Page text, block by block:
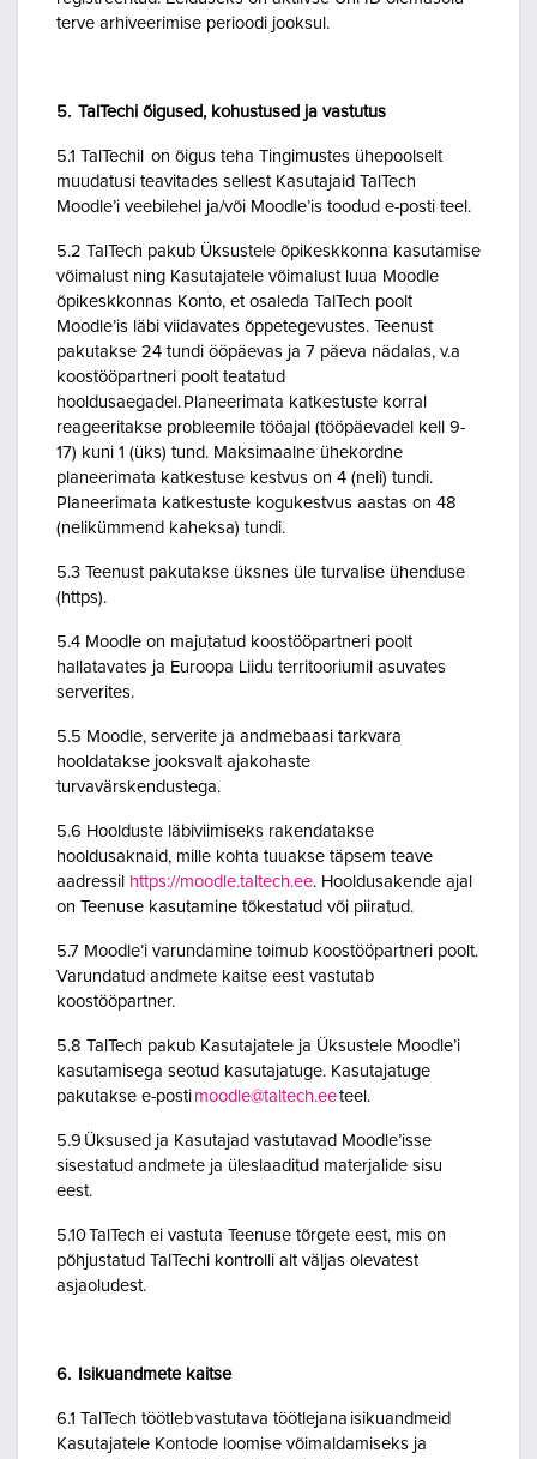
terve arhiveerimise perioodi jooksul.
5. TalTechi õigused, kohustused ja vastutus
5.1 TalTechil on õigus teha Tingimustes ühepoolselt
muudatusi teavitades sellest Kasutajaid TalTech
Moodle’i veebilehel ja/või Moodle’is toodud e-posti teel.
5.2 TalTech pakub Üksustele õpikeskkonna kasutamise
võimalust ning Kasutajatele võimalust luua Moodle
õpikeskkonnas Konto, et osaleda TalTech poolt
Moodle’is läbi viidavates õppetegevustes. Teenust
pakutakse 24 tundi ööpäevas ja 7 päeva nädalas, v.a
koostööpartneri poolt teatatud
hooldusaegadel. Planeerimata katkestuste korral
reageeritakse probleemile tööajal (tööpäevadel kell 9-
17) kuni 1 (üks) tund. Maksimaalne ühekordne
planeerimata katkestuse kestvus on 4 (neli) tundi.
Planeerimata katkestuste kogukestvus aastas on 48
(nelikümmend kaheksa) tundi.
5.3 Teenust pakutakse üksnes üle turvalise ühenduse
(https).
5.4 Moodle on majutatud koostööpartneri poolt
hallatavates ja Euroopa Liidu territooriumil asuvates
serverites.
5.5 Moodle, serverite ja andmebaasi tarkvara
hooldatakse jooksvalt ajakohaste
turvavärskendustega.
5.6 Hoolduste läbiviimiseks rakendatakse
hooldusaknaid, mille kohta tuuakse täpsem teave
aadressil https://moodle.taltech.ee. Hooldusakende ajal
on Teenuse kasutamine tõkestatud või piiratud.
5.7 Moodle’i varundamine toimub koostööpartneri poolt.
Varundatud andmete kaitse eest vastutab
koostööpartner.
5.8 TalTech pakub Kasutajatele ja Üksustele Moodle’i
kasutamisega seotud kasutajatuge. Kasutajatuge
pakutakse e-posti moodle@taltech.eeteel.
5.9 Üksused ja Kasutajad vastutavad Moodle’isse
sisestatud andmete ja üleslaaditud materjalide sisu
eest.
5.10 TalTech ei vastuta Teenuse tõrgete eest, mis on
põhjustatud TalTechi kontrolli alt väljas olevatest
asjaoludest.
6. Isikuandmete kaitse
6.1 TalTech töötleb vastutava töötlejana isikuandmeid
Kasutajatele Kontode loomise võimaldamiseks ja